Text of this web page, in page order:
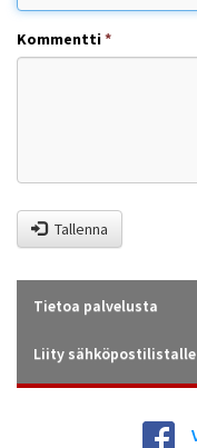
Kommentti*
Tallenna
Tietoa palvelusta
Liity sähköpostilistalle